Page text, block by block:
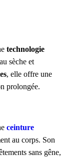
technologie
sèche et
, elle offre une
prolongée.
ceinture
au corps. Son
sans gêne,